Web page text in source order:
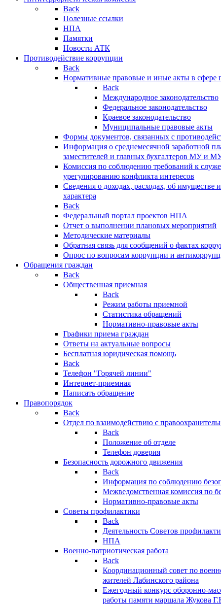
Back
Полезные ссылки
НПА
Памятки
Новости АТК
Противодействие коррупции
Back
Нормативные правовые и иные акты в сфере
Back
Международное законодательство
Федеральное законодательство
Краевое законодательство
Муниципальные правовые акты
Формы документов, связанных с
Информация о среднемесячной заработной
заместителей и главных бухгалтеров МУ и
Комиссия по соблюдению требований к
урегулированию конфликта интересов
Сведения о доходах, расходах, об имуществе
характера
Back
Федеральный портал проектов НПА
Отчет о выполнении плановых мероприятий
Методические материалы
Обратная связь для сообщений о фактах
Опрос по вопросам коррупции и
Обращения граждан
Back
Общественная приемная
Back
Режим работы приемной
Статистика обращений
Нормативно-правовые акты
Графики приема граждан
Ответы на актуальные вопросы
Бесплатная юридическая помощь
Back
Телефон "Горячей линии"
Интернет-приемная
Написать обращение
Правопорядок
Back
Отдел по взаимодействию с
Back
Положение об отделе
Телефон доверия
Безопасность дорожного движения
Back
Информация по соблюдению
Межведомственная комиссия по
Нормативно-правовые акты
Советы профилактики
Back
Деятельность Советов
НПА
Военно-патриотическая работа
Back
Координационный совет по
жителей Лабинского района
Ежегодный конкурс оборонно-
работы памяти маршала Жукова